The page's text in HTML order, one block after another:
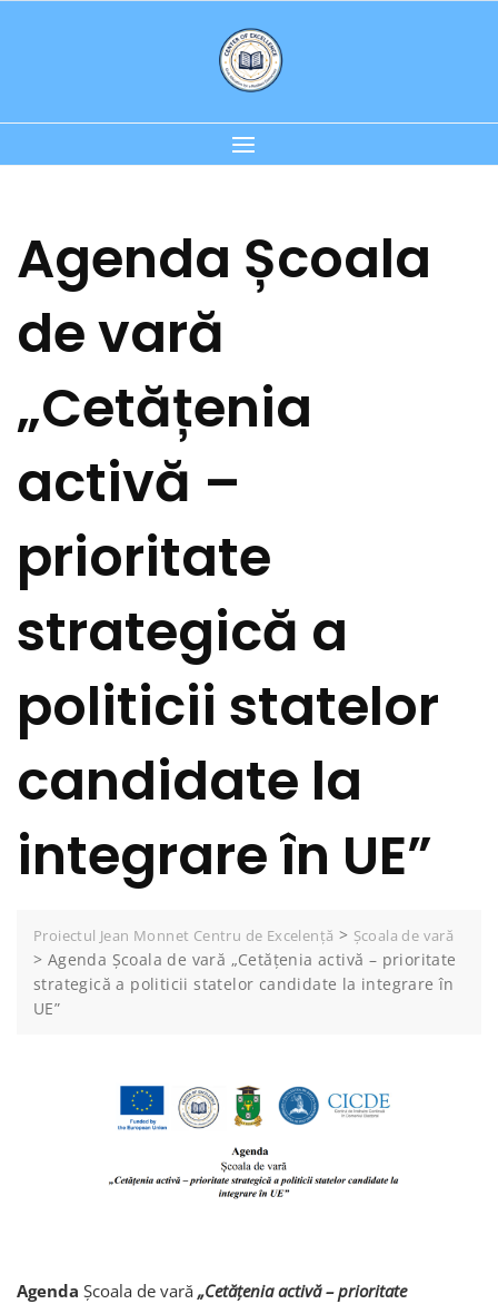
Agenda Școala
de vară
„Cetățenia
activă –
prioritate
strategică a
politicii statelor
candidate la
integrare în UE”
Proiectul Jean Monnet Centru de Excelență > Școala de vară
> Agenda Școala de vară „Cetățenia activă – prioritate
strategică a politicii statelor candidate la integrare în
UE”
Agenda Școala de vară „Cetățenia activă – prioritate